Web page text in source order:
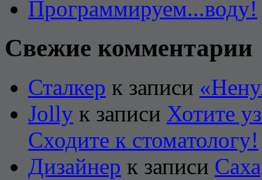
Программируем...воду!
Свежие комментарии
Сталкер к записи
Jolly к записи Хотите
Сходите к стоматологу!
Дизайнер к записи